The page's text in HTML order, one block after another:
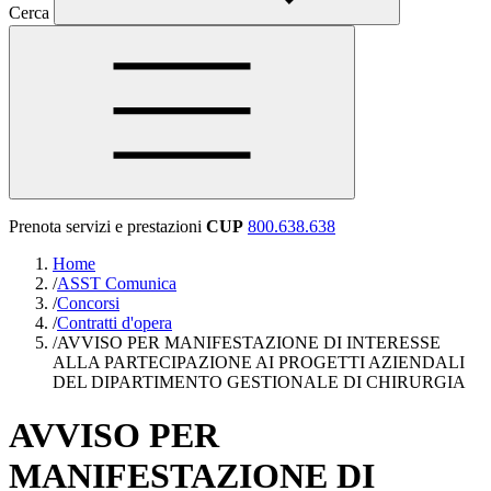
Cerca
Prenota servizi e prestazioni CUP 800.638.638
Home
/ASST Comunica
/Concorsi
/Contratti d'opera
/AVVISO PER MANIFESTAZIONE DI INTERESSE
ALLA PARTECIPAZIONE AI PROGETTI AZIENDALI
DEL DIPARTIMENTO GESTIONALE DI CHIRURGIA
AVVISO PER
MANIFESTAZIONE DI